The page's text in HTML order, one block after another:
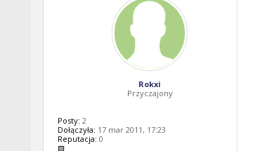
Rokxi
Przyczajony
Posty: 2
Dołączyła: 17 mar 2011, 17:23
Reputacja: 0